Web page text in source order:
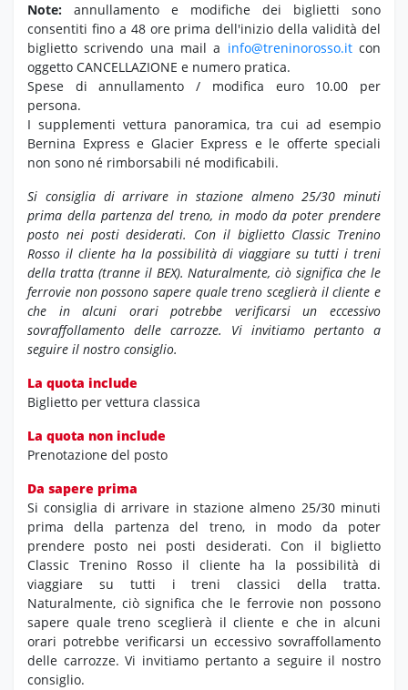
Note: annullamento e modifiche dei biglietti sono
consentiti fino a 48 ore prima dell'inizio della validità del
biglietto scrivendo una mail a info@treninorosso.itcon
oggetto CANCELLAZIONE e numero pratica.
Spese di annullamento / modifica euro 10.00 per
persona.
I supplementi vettura panoramica, tra cui ad esempio
Bernina Express e Glacier Express e le offerte speciali
non sono né rimborsabili né modificabili.
Si consiglia di arrivare in stazione almeno 25/30 minuti
prima della partenza del treno, in modo da poter prendere
posto nei posti desiderati. Con il biglietto Classic Trenino
Rosso il cliente ha la possibilità di viaggiare su tutti i treni
della tratta (tranne il BEX). Naturalmente, ciò significa che le
ferrovie non possono sapere quale treno sceglierà il cliente e
che in alcuni orari potrebbe verificarsi un eccessivo
sovraffollamento delle carrozze. Vi invitiamo pertanto a
seguire il nostro consiglio.
La quota include
Biglietto per vettura classica
La quota non include
Prenotazione del posto
Da sapere prima
Si consiglia di arrivare in stazione almeno 25/30 minuti
prima della partenza del treno, in modo da poter
prendere posto nei posti desiderati. Con il biglietto
Classic Trenino Rosso il cliente ha la possibilità di
viaggiare su tutti i treni classici della tratta.
Naturalmente, ciò significa che le ferrovie non possono
sapere quale treno sceglierà il cliente e che in alcuni
orari potrebbe verificarsi un eccessivo sovraffollamento
delle carrozze. Vi invitiamo pertanto a seguire il nostro
consiglio.